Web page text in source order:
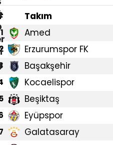
Takım
1 Amed
Erzurumspor FK
Başakşehir
Kocaelispor
Beşiktaş
Eyüpspor
Galatasaray